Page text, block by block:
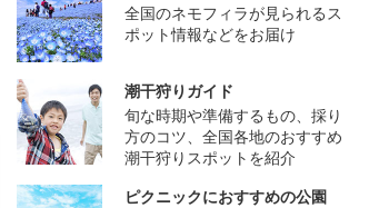
全国のネモフィラが見られるス
ポット情報などをお届け
潮干狩りガイド
旬な時期や準備するもの、採り
方のコツ、全国各地のおすすめ
潮干狩りスポットを紹介
ピクニックにおすすめの公園